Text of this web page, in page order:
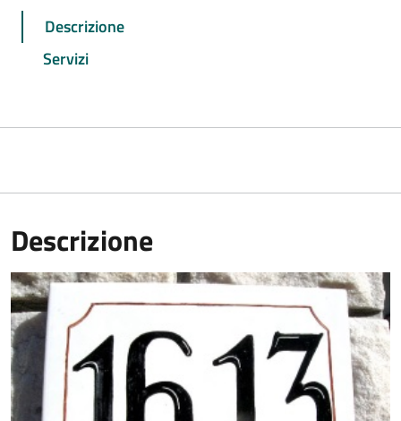
Descrizione
Servizi
Descrizione